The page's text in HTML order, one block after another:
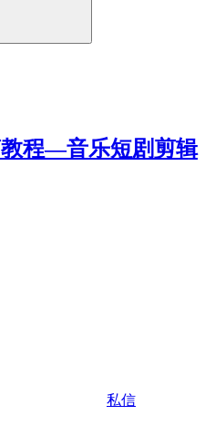
教程—音乐短剧剪辑
私信